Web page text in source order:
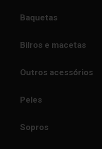
Baquetas
Bilros e macetas
Outros acessórios
Peles
Sopros